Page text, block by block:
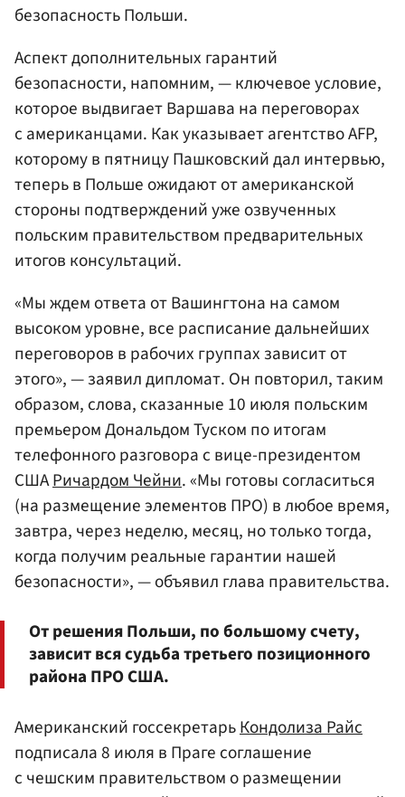
безопасность Польши.
Аспект дополнительных гарантий
безопасности, напомним, — ключевое условие,
которое выдвигает Варшава на переговорах
с американцами. Как указывает агентство AFP,
которому в пятницу Пашковский дал интервью,
теперь в Польше ожидают от американской
стороны подтверждений уже озвученных
польским правительством предварительных
итогов консультаций.
«Мы ждем ответа от Вашингтона на самом
высоком уровне, все расписание дальнейших
переговоров в рабочих группах зависит от
этого», — заявил дипломат. Он повторил, таким
образом, слова, сказанные 10 июля польским
премьером Дональдом Туском по итогам
телефонного разговора с вице-президентом
СШАРичардом Чейни. «Мы готовы согласиться
(на размещение элементов ПРО) в любое время,
завтра, через неделю, месяц, но только тогда,
когда получим реальные гарантии нашей
безопасности», — объявил глава правительства.
От решения Польши, по большому счету,
зависит вся судьба третьего позиционного
района ПРО США.
Американский госсекретарьКондолиза Райс
подписала 8 июля в Праге соглашение
с чешским правительством о размещении